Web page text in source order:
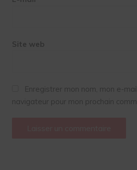
Site web
Enregistrer mon nom, mon e-
navigateur pour mon prochain